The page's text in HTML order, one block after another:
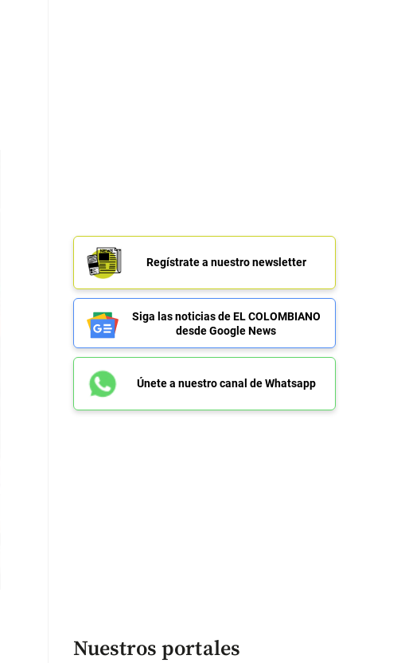
Regístrate a nuestro newsletter
Siga las noticias de EL COLOMBIANO
desde Google News
Únete a nuestro canal de Whatsapp
Nuestros portales